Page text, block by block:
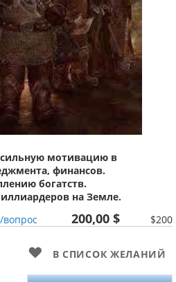
мотивацию в
финансов.
богатств.
на Земле.
вопрос 200,00 $ $200
В СПИСОК ЖЕЛАНИЙ